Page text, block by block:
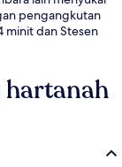
pengangkutan
minit dan Stesen